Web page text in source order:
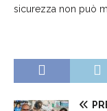
sicurezza non può